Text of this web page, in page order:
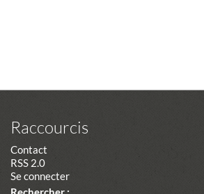
Raccourcis
Contact
RSS 2.0
Se connecter